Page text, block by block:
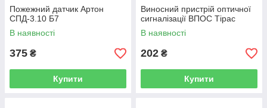
Пожежний датчик Артон
СПД-3.10 Б7
В наявності
375 ₴
Купити
Виносний пристрій оптичної
сигналізації ВПОС Тірас
В наявності
202 ₴
Купити